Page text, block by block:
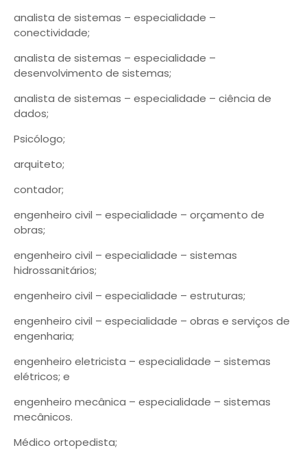
analista de sistemas – especialidade –
conectividade;
analista de sistemas – especialidade –
desenvolvimento de sistemas;
analista de sistemas – especialidade – ciência de
dados;
Psicólogo;
arquiteto;
contador;
engenheiro civil – especialidade – orçamento de
obras;
engenheiro civil – especialidade – sistemas
hidrossanitários;
engenheiro civil – especialidade – estruturas;
engenheiro civil – especialidade – obras e serviços de
engenharia;
engenheiro eletricista – especialidade – sistemas
elétricos; e
engenheiro mecânica – especialidade – sistemas
mecânicos.
Médico ortopedista;